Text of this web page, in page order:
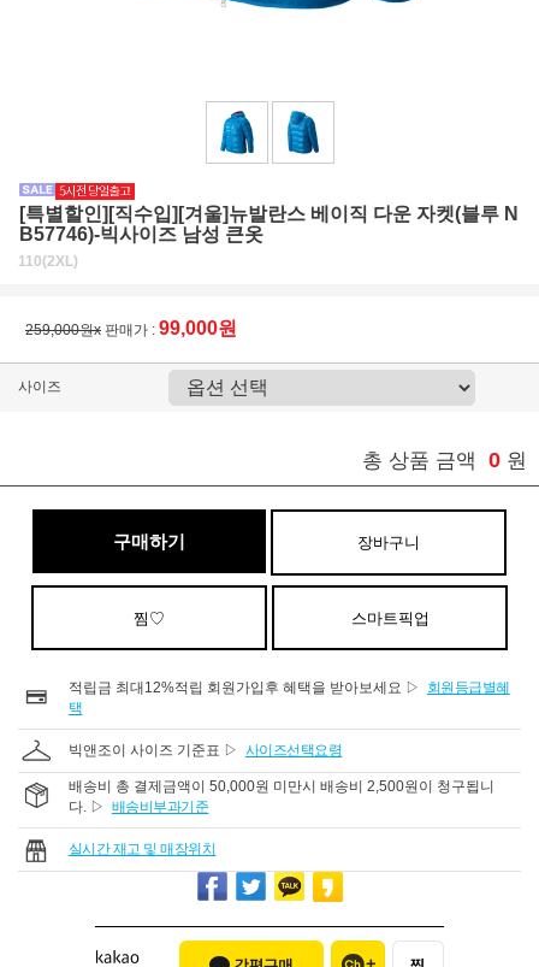
[특별할인][직수입][겨울]뉴발란스 베이직 다운 자켓(블루 N
B57746)-빅사이즈 남성 큰옷
110(2XL)
259,000원x 판매가 : 99,000원
사이즈
총 상품 금액 0 원
구매하기 장바구니
찜♡ 스마트픽업
적립금 최대12%적립 회원가입후 혜택을 받아보세요 ▷
회원등급별혜
택
빅앤조이 사이즈 기준표 ▷ 사이즈선택요령
배송비 총 결제금액이 50,000원 미만시 배송비 2,500원이 청구됩니
다. ▷ 배송비부과기준
실시간 재고 및 매장위치